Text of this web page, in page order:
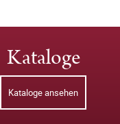
Kataloge
Kataloge ansehen